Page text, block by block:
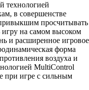
технологией
в совершенстве
просчитывать
на самом высоком
и расширенное игровое
форма
воздуха и
MultiControl
при игре с сильным